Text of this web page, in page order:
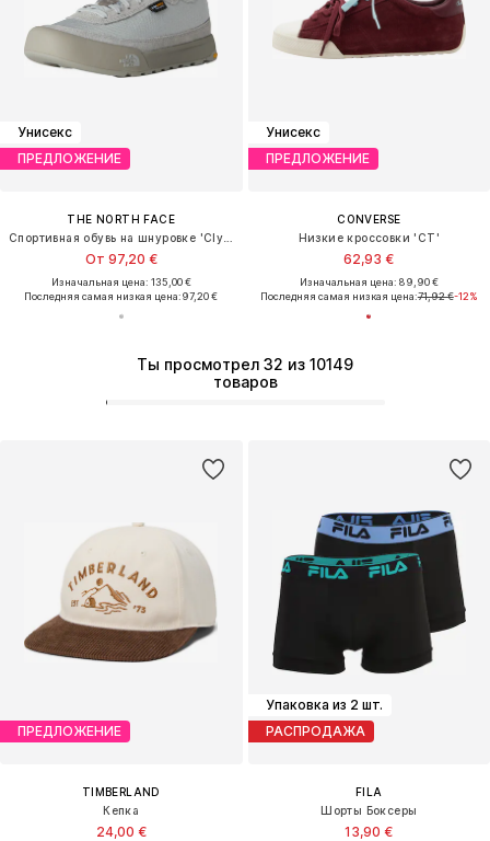
Унисекс
ПРЕДЛОЖЕНИЕ
THE NORTH FACE
От 97,20 €
Изначальная цена: 135,00 €
Последняя самая низкая цена:97,20 €
Унисекс
ПРЕДЛОЖЕНИЕ
CONVERSE
Низкие кроссовки 'CT'
62,93 €
Изначальная цена: 89,90 €
Последняя самая низкая цена:71,92 €-12%
ПРЕДЛОЖЕНИЕ
TIMBERLAND
Кепка
24,00 €
Упаковка из 2 шт.
РАСПРОДАЖА
FILA
Шорты Боксеры
13,90 €
Ты просмотрел 32 из 10149
товаров